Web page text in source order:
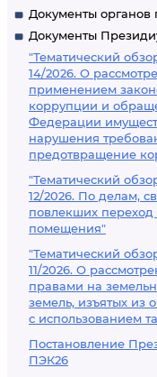
Документы органов
Документы
"Тематический
14/2026. О
применением
коррупции и
Федерации
нарушения
предотвращение
"Тематический
12/2026. По делам,
повлекших
помещения"
"Тематический
11/2026. О
правами на
земель, изъятых из
с использованием
Постановление
ПЭК26